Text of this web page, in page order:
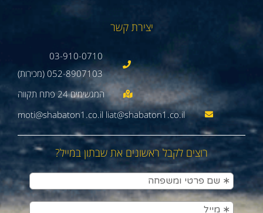
יצירת קשר
03-910-0710
052-8907103 (מכירות)
moti@shabaton1.co.il liat@shabaton1.co.il
רוצים לקבל ראשונים את שבתון במייל?